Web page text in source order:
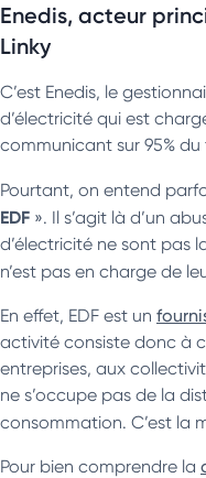
Enedis, acteur
Linky
C’est Enedis, le
d’électricité qui est
communicant sur 95%
Pourtant, on entend
EDF ». Il s’agit là d’un
d’électricité ne sont pas
n’est pas en charge de
En effet, EDF est un
activité consiste donc à
entreprises, aux
ne s’occupe pas de la
consommation. C’est la
Pour bien comprendre la